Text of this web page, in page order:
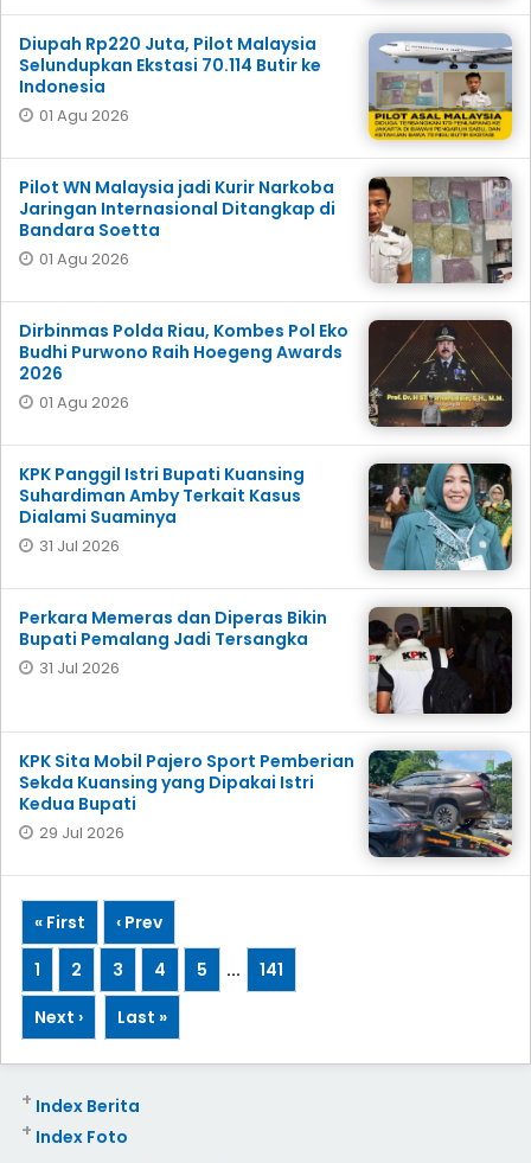
Diupah Rp220 Juta, Pilot Malaysia
Selundupkan Ekstasi 70.114 Butir ke
Indonesia
01 Agu 2026
Pilot WN Malaysia jadi Kurir Narkoba
Jaringan Internasional Ditangkap di
Bandara Soetta
01 Agu 2026
Dirbinmas Polda Riau, Kombes Pol Eko
Budhi Purwono Raih Hoegeng Awards
2026
01 Agu 2026
KPK Panggil Istri Bupati Kuansing
Suhardiman Amby Terkait Kasus
Dialami Suaminya
31 Jul 2026
Perkara Memeras dan Diperas Bikin
Bupati Pemalang Jadi Tersangka
31 Jul 2026
KPK Sita Mobil Pajero Sport Pemberian
Sekda Kuansing yang Dipakai Istri
Kedua Bupati
29 Jul 2026
« First
‹ Prev
1
2 3 4 5 ...
141
Next ›
Last »
Index Berita
+
Index Foto
+